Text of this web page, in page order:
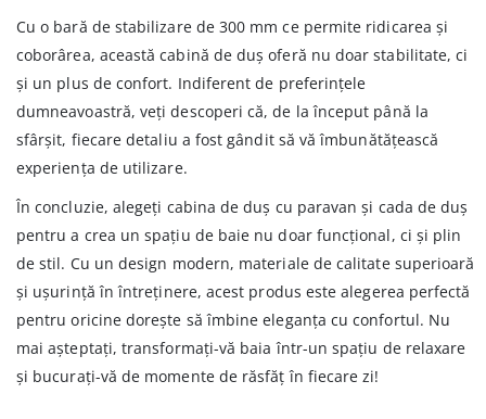
Cu o bară de stabilizare de 300 mm ce permite ridicarea și
coborârea, această cabină de duș oferă nu doar stabilitate, ci
și un plus de confort. Indiferent de preferințele
dumneavoastră, veți descoperi că, de la început până la
sfârșit, fiecare detaliu a fost gândit să vă îmbunătățească
experiența de utilizare.
În concluzie, alegeți cabina de duș cu paravan și cada de duș
pentru a crea un spațiu de baie nu doar funcțional, ci și plin
de stil. Cu un design modern, materiale de calitate superioară
și ușurință în întreținere, acest produs este alegerea perfectă
pentru oricine dorește să îmbine eleganța cu confortul. Nu
mai așteptați, transformați-vă baia într-un spațiu de relaxare
și bucurați-vă de momente de răsfăț în fiecare zi!